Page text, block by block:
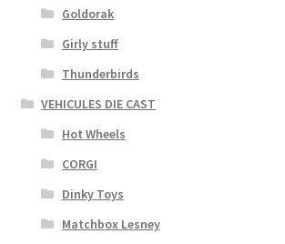
Goldorak
Girly stuff
Thunderbirds
VEHICULES DIE CAST
Hot Wheels
CORGI
Dinky Toys
Matchbox Lesney